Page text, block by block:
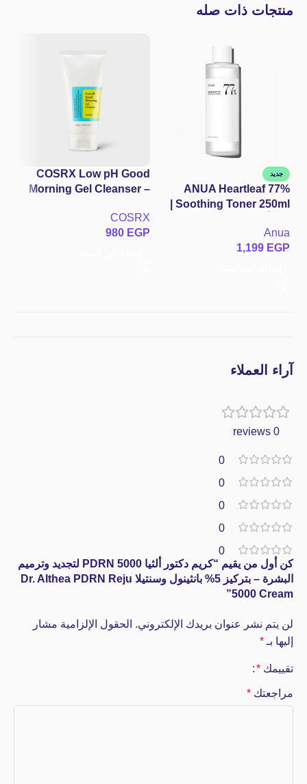
منتجات ذات صله
جديد
ANUA Heartleaf 77%
77% لتهدئة البشرة المتهيجّة
وعلاج الحبوب
Anua
1,199 EGP
COSRX Low pH Good
Morning Gel Cleanser –
الكوري الجل بمعامل حموضة
COSRX
980 EGP
آراء العملاء
0 reviews
0
0
0
0
0
كن أول من يقيم “كريم دكتور ألثيا PDRN 5000 لتجديد وترميم
البشرة – بتركيز 5% بانثينول وسنتيلا Dr. Althea PDRN Reju
5000 Cream”
لن يتم نشر عنوان بريدك الإلكتروني. الحقول الإلزامية مشار
إليها بـ *
تقييمك *
مراجعتك *